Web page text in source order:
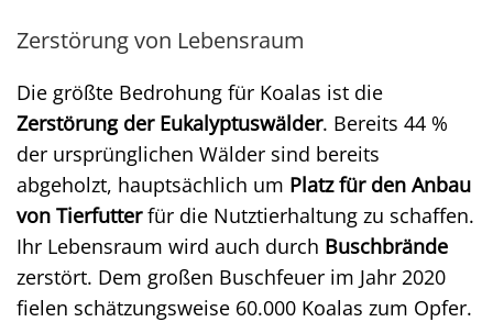
Zerstörung von Lebensraum
Die größte Bedrohung für Koalas ist die
Zerstörung der Eukalyptuswälder. Bereits 44 %
der ursprünglichen Wälder sind bereits
abgeholzt, hauptsächlich um Platz für den Anbau
von Tierfutterfür die Nutztierhaltung zu schaffen.
Ihr Lebensraum wird auch durch Buschbrände
zerstört. Dem großen Buschfeuer im Jahr 2020
fielen schätzungsweise 60.000 Koalas zum Opfer.